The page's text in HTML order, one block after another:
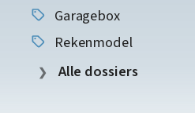
Garagebox
Rekenmodel
Alle dossiers